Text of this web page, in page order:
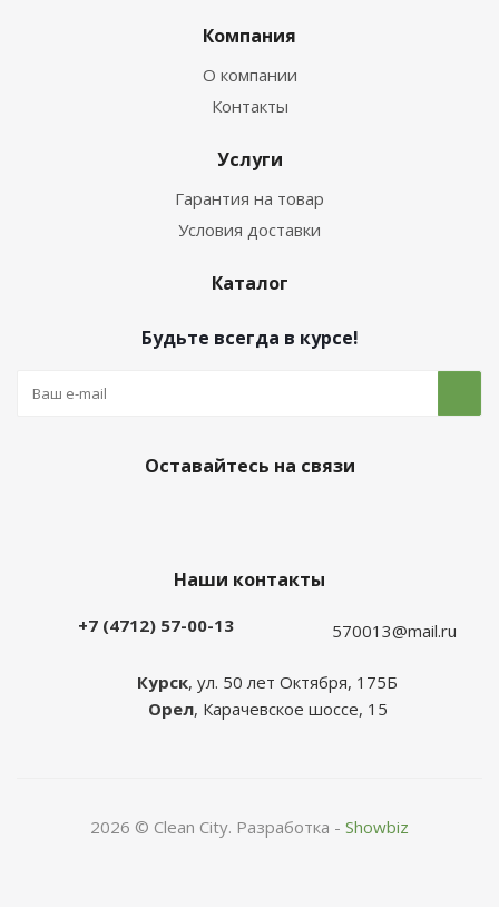
Компания
О компании
Контакты
Услуги
Гарантия на товар
Условия доставки
Каталог
Будьте всегда в курсе!
Оставайтесь на связи
Наши контакты
+7 (4712) 57-00-13 570013@mail.ru
Курск, ул. 50 лет Октября, 175Б
Орел, Карачевское шоссе, 15
2026 © Clean City. Разработка - Showbiz